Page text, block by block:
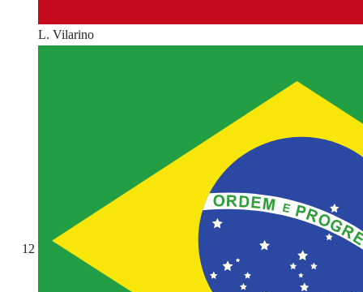
L. Vilarino
12